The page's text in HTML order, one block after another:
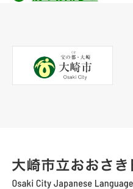
ナ
ゲ
ョ
ン